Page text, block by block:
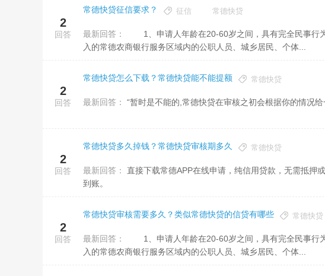
2
回答
常德快贷征信要求？ 征信 常德快贷
最新回答：
入的常德农商银行服务区域内的公职人员、城乡居民、个体...
2
回答
常德快贷怎么下载？常德快贷能不能提额 常德快贷
最新回答： “暂时是不能的,常德快贷在审核之初会根据你的情况
2
回答
常德快贷多久掉钱？常德快贷审核期多久 常德快贷
最新回答：
到账。
2
回答
常德快贷审核需要多久？类似常德快贷的信贷有哪些 常德快贷
最新回答：
入的常德农商银行服务区域内的公职人员、城乡居民、个体...